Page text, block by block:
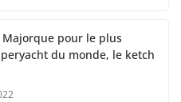
pour le plus
du monde, le ketch